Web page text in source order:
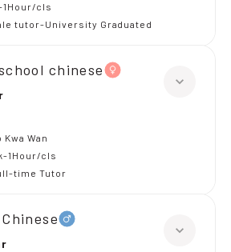
1Hour/cls
tutor-University Graduated
chinese
Wan
1Hour/cls
time Tutor